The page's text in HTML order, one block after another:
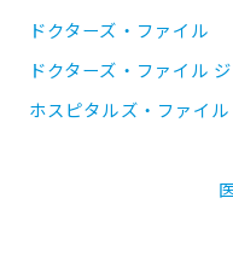
ドクターズ・ファイル
ドクターズ・ファイル
ホスピタルズ・ファイル